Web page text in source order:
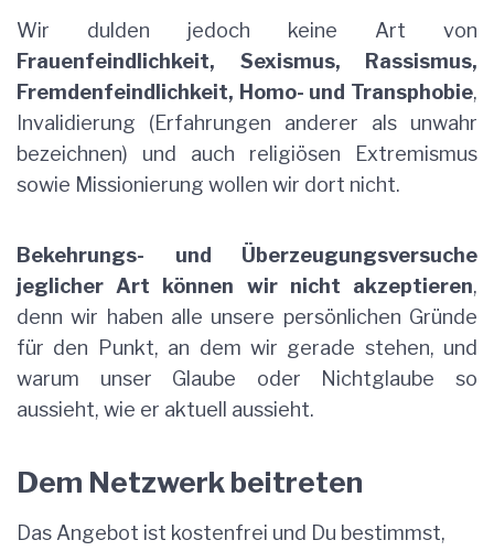
Wir dulden jedoch keine Art von
Frauenfeindlichkeit, Sexismus, Rassismus,
Fremdenfeindlichkeit, Homo- und Transphobie,
Invalidierung (Erfahrungen anderer als unwahr
bezeichnen) und auch religiösen Extremismus
sowie Missionierung wollen wir dort nicht.
Bekehrungs- und Überzeugungsversuche
jeglicher Art können wir nicht akzeptieren,
denn wir haben alle unsere persönlichen Gründe
für den Punkt, an dem wir gerade stehen, und
warum unser Glaube oder Nichtglaube so
aussieht, wie er aktuell aussieht.
Dem Netzwerk beitreten
Das Angebot ist kostenfrei und Du bestimmst,